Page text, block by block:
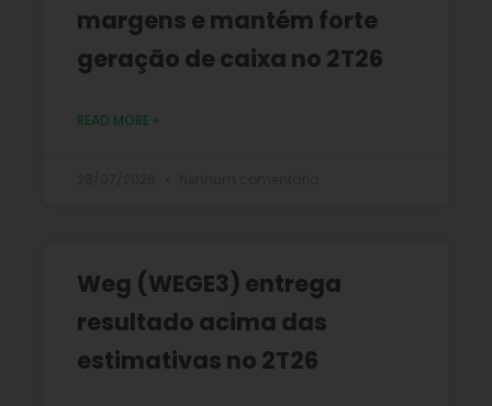
margens e mantém forte
geração de caixa no 2T26
READ MORE »
Weg (WEGE3) entrega
resultado acima das
estimativas no 2T26